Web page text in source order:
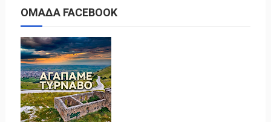
ΟΜΑΔΑ FACEBOOK